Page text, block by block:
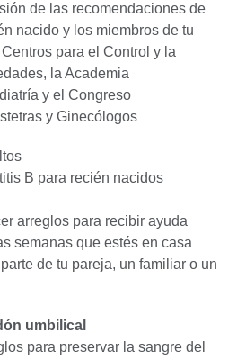
de las recomendaciones de
nacido y los miembros de tu
para el Control y la
la Academia
y el Congreso
y Ginecólogos
B para recién nacidos
arreglos para recibir ayuda
semanas que estés en casa
de tu pareja, un familiar o un
umbilical
para preservar la sangre del